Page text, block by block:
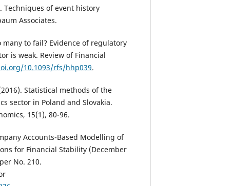
Techniques of event history
Associates.
many to fail? Evidence of regulatory
is weak. Review of Financial
10.1093/rfs/hhp039.
Statistical methods of the
sector in Poland and Slovakia.
15(1), 80-96.
Accounts-Based Modelling of
for Financial Stability (December
No. 210.